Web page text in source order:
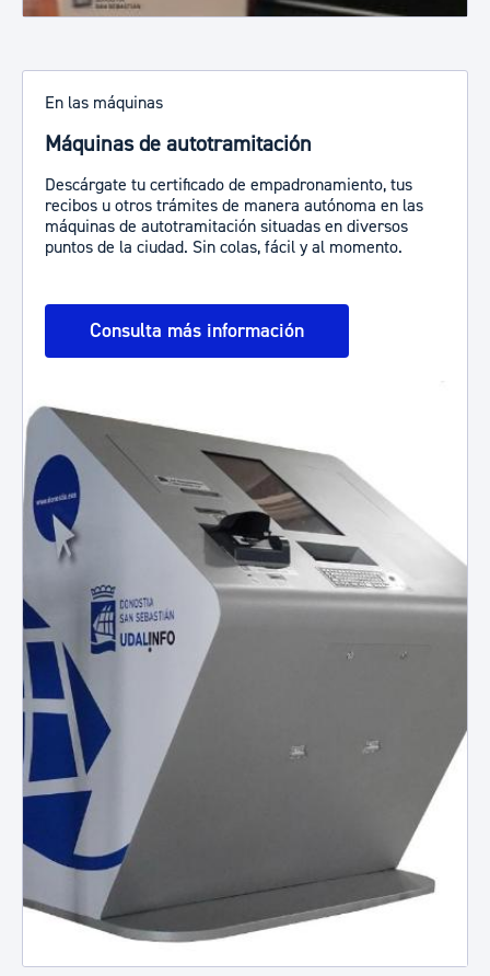
En las máquinas
Máquinas de autotramitación
Descárgate tu certificado de empadronamiento, tus
recibos u otros trámites de manera autónoma en las
máquinas de autotramitación situadas en diversos
puntos de la ciudad. Sin colas, fácil y al momento.
Consulta más información